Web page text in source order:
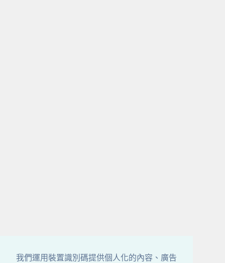
我們運用裝置識別碼提供個人化的內容、廣告